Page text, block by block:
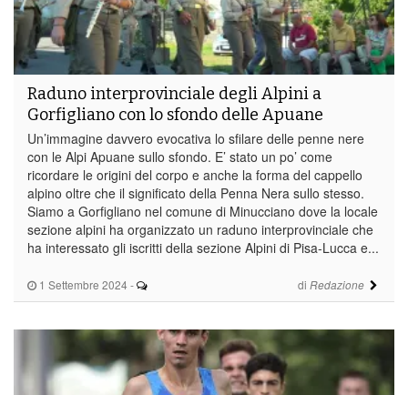
1 Settembre 2024 - di Redazione
Raduno interprovinciale degli Alpini a
Gorfigliano con lo sfondo delle Apuane
Un’immagine davvero evocativa lo sfilare delle penne nere
con le Alpi Apuane sullo sfondo. E’ stato un po’ come
ricordare le origini del corpo e anche la forma del cappello
alpino oltre che il significato della Penna Nera sullo stesso.
Siamo a Gorfigliano nel comune di Minucciano dove la locale
sezione alpini ha organizzato un raduno interprovinciale che
ha interessato gli iscritti della sezione Alpini di Pisa-Lucca e...